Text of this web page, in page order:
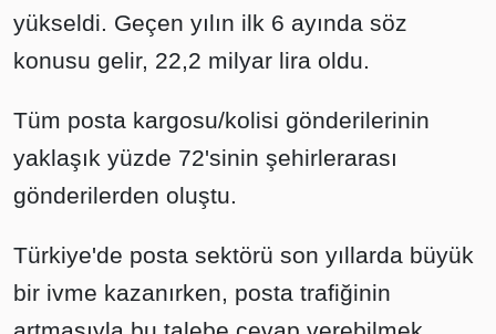
yükseldi. Geçen yılın ilk 6 ayında söz
konusu gelir, 22,2 milyar lira oldu.
Tüm posta kargosu/kolisi gönderilerinin
yaklaşık yüzde 72'sinin şehirlerarası
gönderilerden oluştu.
Türkiye'de posta sektörü son yıllarda büyük
bir ivme kazanırken, posta trafiğinin